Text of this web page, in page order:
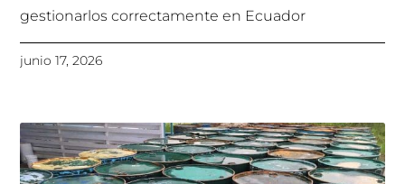
gestionarlos correctamente en Ecuador
junio 17, 2026